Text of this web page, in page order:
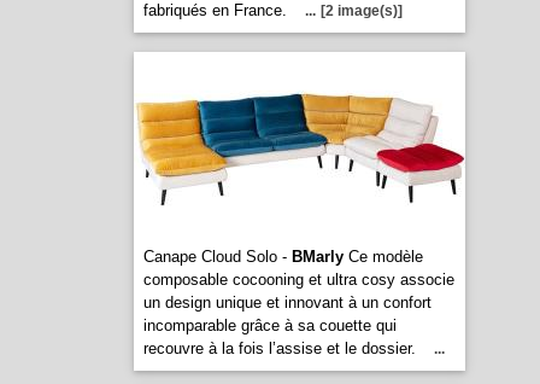
fabriqués en France.
... [2 image(s)]
Canape Cloud Solo - BMarlyCe modèle
composable cocooning et ultra cosy associe
un design unique et innovant à un confort
incomparable grâce à sa couette qui
recouvre à la fois l’assise et le dossier.
...